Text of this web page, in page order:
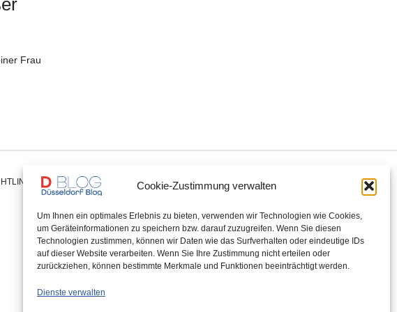
Cookie-Zustimmung verwalten
Um Ihnen ein optimales Erlebnis zu bieten, verwenden wir Technologien wie Cookies,
um Geräteinformationen zu speichern bzw. darauf zuzugreifen. Wenn Sie diesen
Technologien zustimmen, können wir Daten wie das Surfverhalten oder eindeutige IDs
auf dieser Website verarbeiten. Wenn Sie Ihre Zustimmung nicht erteilen oder
zurückziehen, können bestimmte Merkmale und Funktionen beeinträchtigt werden.
Dienste verwalten
Frau
(EU)